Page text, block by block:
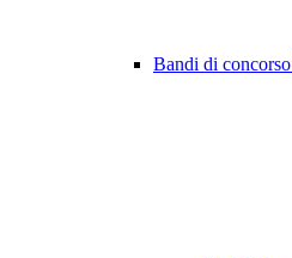
Bandi di concorso